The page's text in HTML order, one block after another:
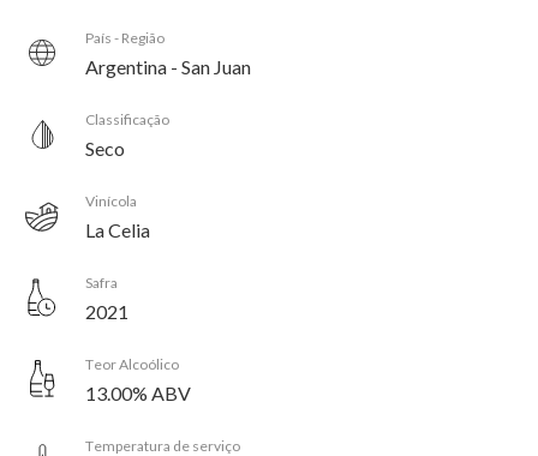
País - Região
Argentina - San Juan
Classificação
Seco
Vinícola
La Celia
Safra
2021
Teor Alcoólico
13.00% ABV
Temperatura de serviço